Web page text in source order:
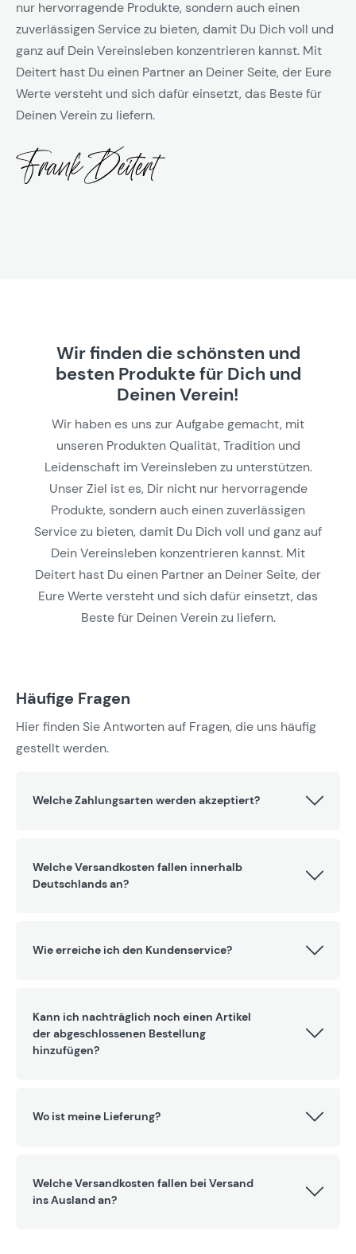
nur hervorragende Produkte, sondern auch einen
zuverlässigen Service zu bieten, damit Du Dich voll und
ganz auf Dein Vereinsleben konzentrieren kannst. Mit
Deitert hast Du einen Partner an Deiner Seite, der Eure
Werte versteht und sich dafür einsetzt, das Beste für
Deinen Verein zu liefern.
Wir finden die schönsten und
besten Produkte für Dich und
Deinen Verein!
Wir haben es uns zur Aufgabe gemacht, mit
unseren Produkten Qualität, Tradition und
Leidenschaft im Vereinsleben zu unterstützen.
Unser Ziel ist es, Dir nicht nur hervorragende
Produkte, sondern auch einen zuverlässigen
Service zu bieten, damit Du Dich voll und ganz auf
Dein Vereinsleben konzentrieren kannst. Mit
Deitert hast Du einen Partner an Deiner Seite, der
Eure Werte versteht und sich dafür einsetzt, das
Beste für Deinen Verein zu liefern.
Häufige Fragen
Hier finden Sie Antworten auf Fragen, die uns häufig
gestellt werden.
Welche Zahlungsarten werden akzeptiert?
Welche Versandkosten fallen innerhalb
Deutschlands an?
Wie erreiche ich den Kundenservice?
Kann ich nachträglich noch einen Artikel
der abgeschlossenen Bestellung
hinzufügen?
Wo ist meine Lieferung?
Welche Versandkosten fallen bei Versand
ins Ausland an?